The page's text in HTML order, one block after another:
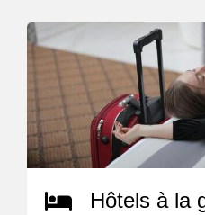
Hôtels à la